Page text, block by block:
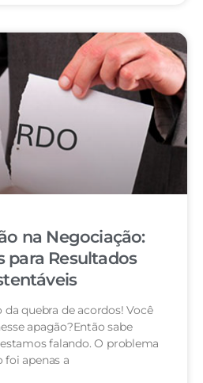
na Negociação:
para Resultados
quebra de acordos! Você
apagão?Então sabe
falando. O problema
foi apenas a